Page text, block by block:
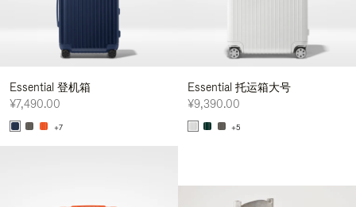
Essential 登机箱
¥7,490.00
+7
Essential 托运箱大号
¥9,390.00
+5